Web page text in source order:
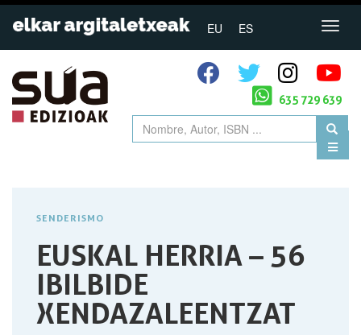
EU ES
635 729 639
SENDERISMO
EUSKAL HERRIA – 56
IBILBIDE
XENDAZALEENTZAT